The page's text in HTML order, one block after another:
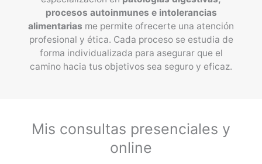
procesos autoinmunes e intolerancias
alimentarias me permite ofrecerte una atención
profesional y ética. Cada proceso se estudia de
forma individualizada para asegurar que el
camino hacia tus objetivos sea seguro y eficaz.
Mis consultas presenciales y
online